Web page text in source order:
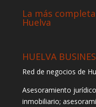
La más
Huelva
HUELVA
Red de negocios de
Asesoramiento
inmobiliario;